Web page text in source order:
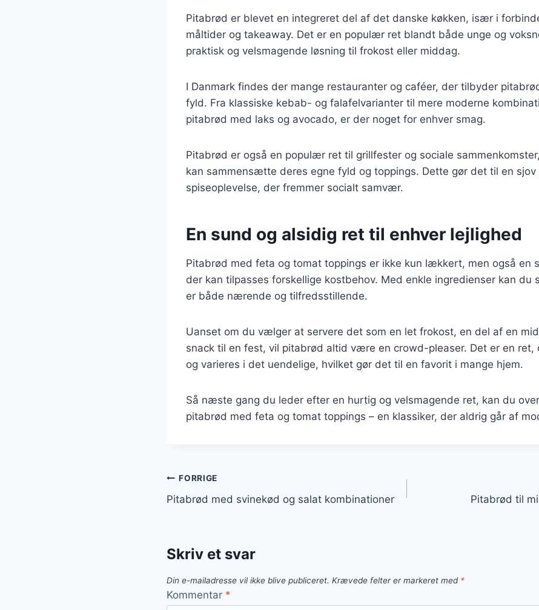
Pitabrød er blevet en integreret del af det danske køkken, især i
måltider og takeaway. Det er en populær ret blandt både unge og
praktisk og velsmagende løsning til frokost eller middag.
I Danmark findes der mange restauranter og caféer, der tilbyder
fyld. Fra klassiske kebab- og falafelvarianter til mere moderne
pitabrød med laks og avocado, er der noget for enhver smag.
Pitabrød er også en populær ret til grillfester og sociale
kan sammensætte deres egne fyld og toppings. Dette gør det til en
spiseoplevelse, der fremmer socialt samvær.
En sund og alsidig ret til enhver lejlighed
Pitabrød med feta og tomat toppings er ikke kun lækkert, men også en
der kan tilpasses forskellige kostbehov. Med enkle ingredienser kan du
er både nærende og tilfredsstillende.
Uanset om du vælger at servere det som en let frokost, en del af en
snack til en fest, vil pitabrød altid være en crowd-pleaser. Det er en ret,
og varieres i det uendelige, hvilket gør det til en favorit i mange hjem.
Så næste gang du leder efter en hurtig og velsmagende ret, kan du
pitabrød med feta og tomat toppings – en klassiker, der aldrig går af
Indlægsnavigation
FORRIGE
Pitabrød med svinekød og salat kombinationer Pitabrød til
Skriv et svar
Din e-mailadresse vil ikke blive publiceret. Krævede felter er markeret med *
Kommentar *